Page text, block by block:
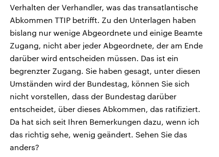
Verhalten der Verhandler, was das transatlantische
Abkommen TTIP betrifft. Zu den Unterlagen haben
bislang nur wenige Abgeordnete und einige Beamte
Zugang, nicht aber jeder Abgeordnete, der am Ende
darüber wird entscheiden müssen. Das ist ein
begrenzter Zugang. Sie haben gesagt, unter diesen
Umständen wird der Bundestag, können Sie sich
nicht vorstellen, dass der Bundestag darüber
entscheidet, über dieses Abkommen, das ratifiziert.
Da hat sich seit Ihren Bemerkungen dazu, wenn ich
das richtig sehe, wenig geändert. Sehen Sie das
anders?